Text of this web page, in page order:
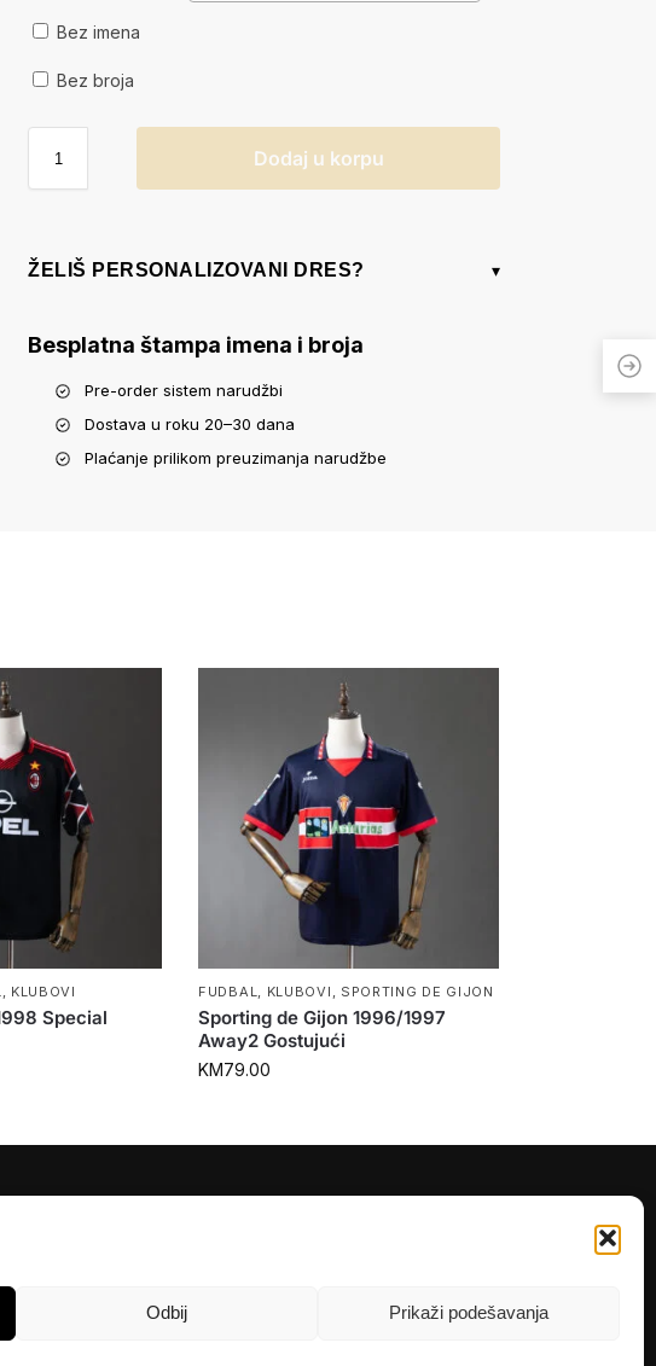
Odbij Prikaži podešavanja
Bez imena
Bez broja
Dodaj u korpu
ŽELIŠ PERSONALIZOVANI DRES? ▾
Besplatna štampa imena i broja
Pre-order sistem narudžbi
Dostava u roku 20–30 dana
Plaćanje prilikom preuzimanja narudžbe
KLUBOVI
Special
FUDBAL KLUBOVI SPORTING DE GIJON
Sporting de Gijon 1996/1997
Away2 Gostujući
KM79.00